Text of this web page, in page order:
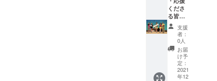
ます。
※備考欄
に、お
名前と
電話番
号をご
記載く
ださ
い。 ・
許可を
ます。
・参加
チーム
ごとで
子ども
たちの
寄せ書
きを作
成しお
届けさ
くださ
る皆様
へ、一
同から
の御礼
メッ
セージ
をお送
りさせ
ていた
支援
者：
0人
お届
け予
定：
2021
年12